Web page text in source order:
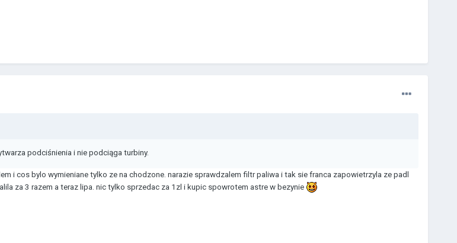
podciśnienia i nie podciąga turbiny.
i cos bylo wymieniane tylko ze na chodzone. narazie sprawdzalem filtr paliwa i tak sie franca zapowietrzyla ze padl
za 3 razem a teraz lipa. nic tylko sprzedac za 1zl i kupic spowrotem astre w bezynie